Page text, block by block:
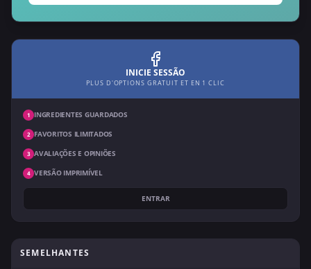
INICIE SESSÃO
PLUS D'OPTIONS GRATUIT ET EN 1 CLIC
1 INGREDIENTES GUARDADOS
2 FAVORITOS ILIMITADOS
3 AVALIAÇÕES E OPINIÕES
4 VERSÃO IMPRIMÍVEL
ENTRAR
SEMELHANTES